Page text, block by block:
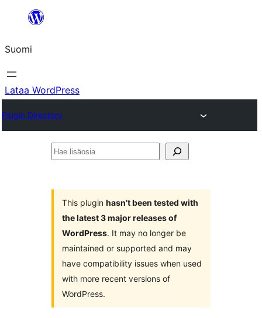
Suomi
Lataa WordPress
Plugin Directory
Hae
This plugin hasn’t been tested with
the latest 3 major releases of
WordPress. It may no longer be
maintained or supported and may
have compatibility issues when used
with more recent versions of
WordPress.